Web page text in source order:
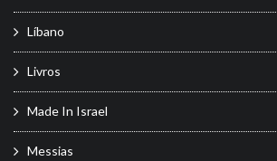
Líbano
Livros
Made In Israel
Messias